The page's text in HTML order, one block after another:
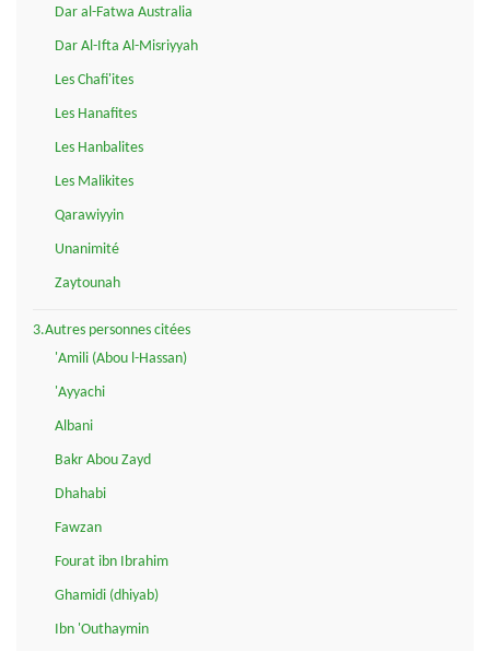
Dar al-Fatwa Australia
Dar Al-Ifta Al-Misriyyah
Les Chafi'ites
Les Hanafites
Les Hanbalites
Les Malikites
Qarawiyyin
Unanimité
Zaytounah
3.Autres personnes citées
'Amili (Abou l-Hassan)
'Ayyachi
Albani
Bakr Abou Zayd
Dhahabi
Fawzan
Fourat ibn Ibrahim
Ghamidi (dhiyab)
Ibn 'Outhaymin